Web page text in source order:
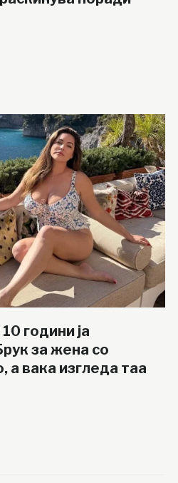
години ја
за жена со
а вака изгледа таа